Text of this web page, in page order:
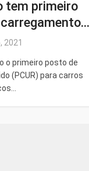
tem primeiro
2021
o primeiro posto de
(PCUR) para carros